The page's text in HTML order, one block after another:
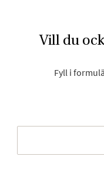
Vill du
Fyll i